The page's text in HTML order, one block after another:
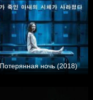
Потерянная ночь (2018)